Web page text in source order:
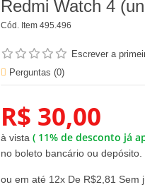
Redmi Watch 4
Cód. Item 495.496
Escrever a
Perguntas (0)
R$ 30,00
à vista ( 11% de desconto já
no boleto bancário ou depósito.
ou em até 12x De R$2,81 Sem